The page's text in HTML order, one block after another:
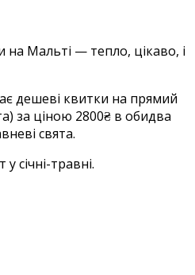
на Мальті — тепло, цікаво, і
дешеві квитки на прямий
за ціною 2800₴ в обидва
свята.
січні-травні.